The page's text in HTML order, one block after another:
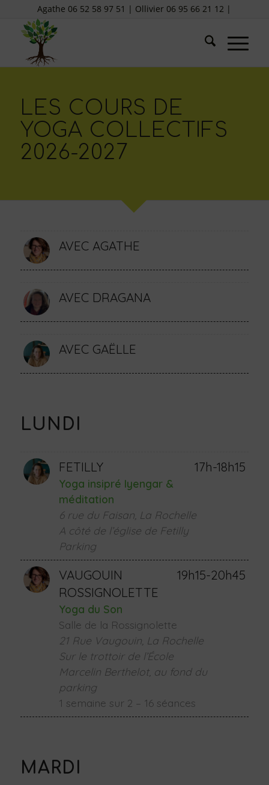
Agathe 06 52 58 97 51 | Ollivier 06 95 66 21 12 |
LES COURS DE
YOGA COLLECTIFS
2026-2027
AVEC AGATHE
AVEC DRAGANA
AVEC GAËLLE
LUNDI
FETILLY 17h-18h15
Yoga insipré Iyengar &
méditation
6 rue du Faisan, La Rochelle
A côté de l’église de Fetilly
Parking
VAUGOUIN
ROSSIGNOLETTE
19h15-20h45
Yoga du Son
Salle de la Rossignolette
21 Rue Vaugouin, La Rochelle
Sur le trottoir de l’École
Marcelin Berthelot, au fond du
parking
1 semaine sur 2 – 16 séances
MARDI